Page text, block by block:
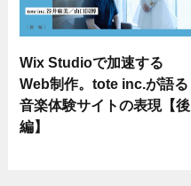
Wix Studioで加速する
Web制作。tote inc.が語る
音楽体験サイトの表現【後
編】